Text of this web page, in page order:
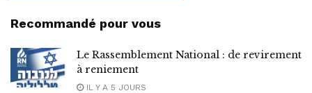
Recommandé pour vous
Le Rassemblement National : de revirement
à reniement
IL Y A 5 JOURS